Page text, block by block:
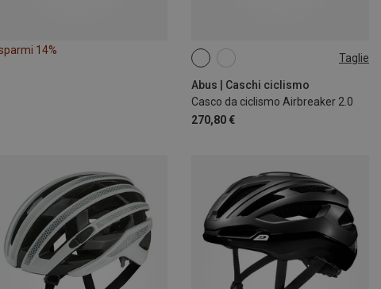
14%
Taglie
Abus | Caschi ciclismo
Casco da ciclismo Airbreaker 2.0
270,80 €
51-55CM
57-61CM